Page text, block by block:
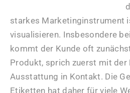
starkes Marketinginstrument
visualisieren. Insbesondere
kommt der Kunde oft
Produkt, sprich zuerst mit der
Ausstattung in Kontakt. Die
Etiketten hat daher für viele